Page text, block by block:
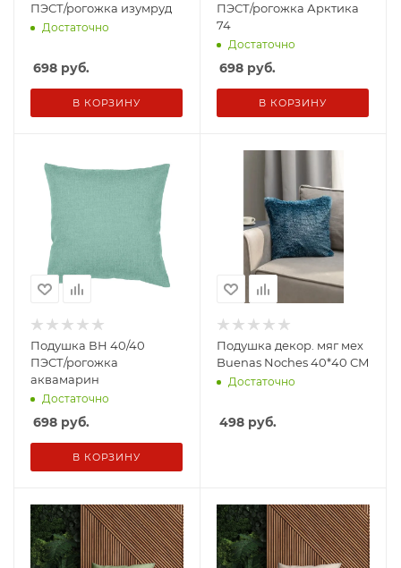
ПЭСТ/рогожка изумруд
Достаточно
698 руб.
В КОРЗИНУ
ПЭСТ/рогожка Арктика
74
Достаточно
698 руб.
В КОРЗИНУ
Подушка ВН 40/40
ПЭСТ/рогожка
аквамарин
Достаточно
698 руб.
В КОРЗИНУ
Подушка декор. мяг мех
Buenas Noches 40*40 СМ
Достаточно
498 руб.